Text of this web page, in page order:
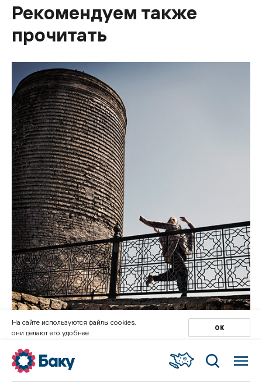
Рекомендуем также
прочитать
На сайте используются файлы cookies,
они делают его удобнее
ОК